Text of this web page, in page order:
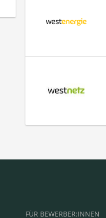
FÜR BEWERBER:INNEN